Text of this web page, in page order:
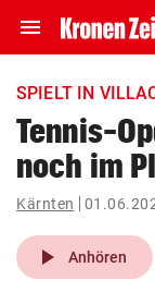
menu Navigation
ein-/
account_circle Anmelden
pin_drop
Wien
SPIELT IN
Tennis-
noch im
Kärnten
play_arrow Anhören